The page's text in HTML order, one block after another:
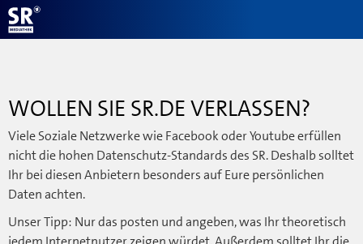
WOLLEN SIE SR.DE VERLASSEN?
Viele Soziale Netzwerke wie Facebook oder Youtube erfüllen
nicht die hohen Datenschutz-Standards des SR. Deshalb solltet
Ihr bei diesen Anbietern besonders auf Eure persönlichen
Daten achten.
Unser Tipp: Nur das posten und angeben, was Ihr theoretisch